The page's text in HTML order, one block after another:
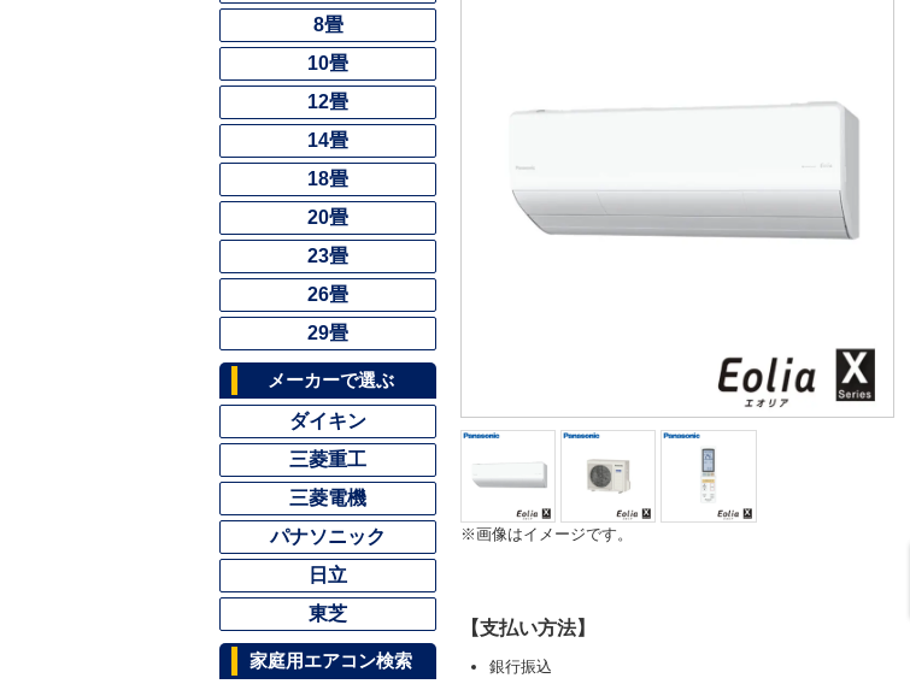
8畳
10畳
12畳
14畳
18畳
20畳
23畳
26畳
29畳
メーカーで選ぶ
ダイキン
三菱重工
三菱電機
パナソニック
日立
東芝
家庭用エアコン検索
※画像はイメージです。
【支払い方法】
銀行振込